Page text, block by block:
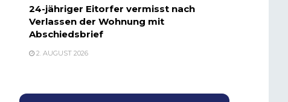
24-jähriger Eitorfer vermisst nach
Verlassen der Wohnung mit
Abschiedsbrief
2. AUGUST 2026